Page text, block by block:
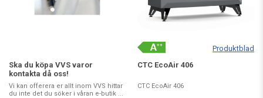
Ska du köpa VVS varor
kontakta då oss!
Vi kan offerera er allt inom VVS hittar
du inte det du söker i våran e-butik ...
Produktblad
CTC EcoAir 406
CTC EcoAir 406